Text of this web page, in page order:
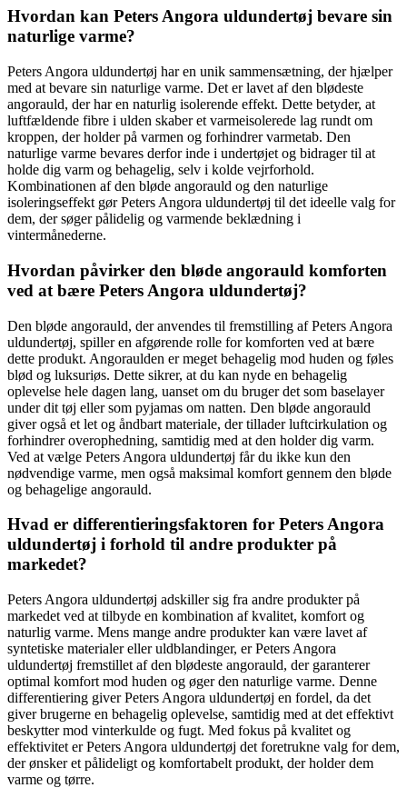
Hvordan kan Peters Angora uldundertøj bevare sin
naturlige varme?
Peters Angora uldundertøj har en unik sammensætning, der hjælper
med at bevare sin naturlige varme. Det er lavet af den blødeste
angorauld, der har en naturlig isolerende effekt. Dette betyder, at
luftfældende fibre i ulden skaber et varmeisolerede lag rundt om
kroppen, der holder på varmen og forhindrer varmetab. Den
naturlige varme bevares derfor inde i undertøjet og bidrager til at
holde dig varm og behagelig, selv i kolde vejrforhold.
Kombinationen af den bløde angorauld og den naturlige
isoleringseffekt gør Peters Angora uldundertøj til det ideelle valg for
dem, der søger pålidelig og varmende beklædning i
vintermånederne.
Hvordan påvirker den bløde angorauld komforten
ved at bære Peters Angora uldundertøj?
Den bløde angorauld, der anvendes til fremstilling af Peters Angora
uldundertøj, spiller en afgørende rolle for komforten ved at bære
dette produkt. Angoraulden er meget behagelig mod huden og føles
blød og luksuriøs. Dette sikrer, at du kan nyde en behagelig
oplevelse hele dagen lang, uanset om du bruger det som baselayer
under dit tøj eller som pyjamas om natten. Den bløde angorauld
giver også et let og åndbart materiale, der tillader luftcirkulation og
forhindrer overophedning, samtidig med at den holder dig varm.
Ved at vælge Peters Angora uldundertøj får du ikke kun den
nødvendige varme, men også maksimal komfort gennem den bløde
og behagelige angorauld.
Hvad er differentieringsfaktoren for Peters Angora
uldundertøj i forhold til andre produkter på
markedet?
Peters Angora uldundertøj adskiller sig fra andre produkter på
markedet ved at tilbyde en kombination af kvalitet, komfort og
naturlig varme. Mens mange andre produkter kan være lavet af
syntetiske materialer eller uldblandinger, er Peters Angora
uldundertøj fremstillet af den blødeste angorauld, der garanterer
optimal komfort mod huden og øger den naturlige varme. Denne
differentiering giver Peters Angora uldundertøj en fordel, da det
giver brugerne en behagelig oplevelse, samtidig med at det effektivt
beskytter mod vinterkulde og fugt. Med fokus på kvalitet og
effektivitet er Peters Angora uldundertøj det foretrukne valg for dem,
der ønsker et pålideligt og komfortabelt produkt, der holder dem
varme og tørre.